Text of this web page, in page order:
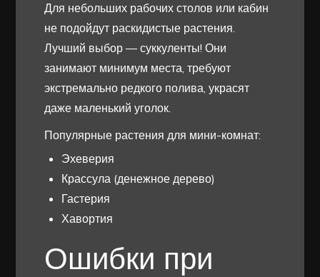
Для небольших рабочих столов или кабин
не подойдут раскидистые растения.
Лучший выбор — суккуленты! Они
занимают минимум места, требуют
экстремально редкого полива, украсят
даже маленький уголок.
Популярные растения для мини-комнат:
Эхеверия
Крассула (денежное дерево)
Гастерия
Хавортия
Ошибки при